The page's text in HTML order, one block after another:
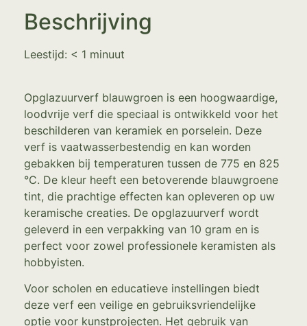
Beschrijving
Leestijd: < 1 minuut
Opglazuurverf blauwgroen is een hoogwaardige,
loodvrije verf die speciaal is ontwikkeld voor het
beschilderen van keramiek en porselein. Deze
verf is vaatwasserbestendig en kan worden
gebakken bij temperaturen tussen de 775 en 825
°C. De kleur heeft een betoverende blauwgroene
tint, die prachtige effecten kan opleveren op uw
keramische creaties. De opglazuurverf wordt
geleverd in een verpakking van 10 gram en is
perfect voor zowel professionele keramisten als
hobbyisten.
Voor scholen en educatieve instellingen biedt
deze verf een veilige en gebruiksvriendelijke
optie voor kunstprojecten. Het gebruik van